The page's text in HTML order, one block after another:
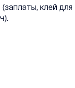
клей